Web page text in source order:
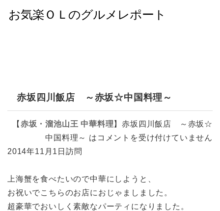
赤坂四川飯店 ～赤坂☆中国料理～
【 赤坂・溜池山王 中華料理 】赤坂四川飯店 ～赤坂☆
中国料理～ は コメントを受け付けていません
2014年11月1日訪問
上海蟹を食べたいので中華にしようと、
お祝いでこちらのお店におじゃましました。
超豪華でおいしく素敵なパーティになりました。